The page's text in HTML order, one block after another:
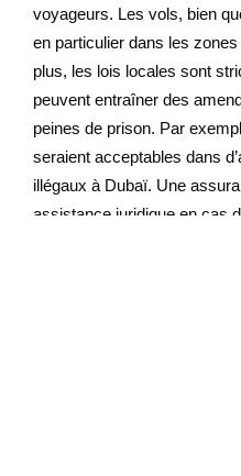
voyageurs. Les vols, bien
en particulier dans les
plus, les lois locales sont
peuvent entraîner des
peines de prison. Par
seraient acceptables dans
illégaux à Dubaï. Une
assistance juridique en cas